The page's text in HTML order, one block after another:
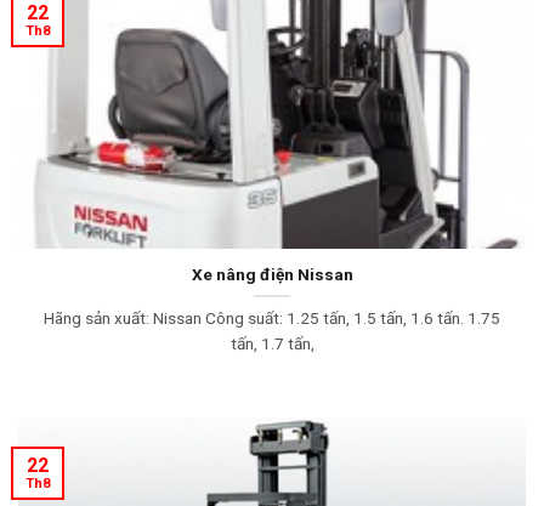
Xe nâng điện Nissan
Hãng sản xuất: Nissan Công suất: 1.25 tấn, 1.5 tấn, 1.6 tấn. 1.75
tấn, 1.7 tấn,
22
Th8
22
Th8